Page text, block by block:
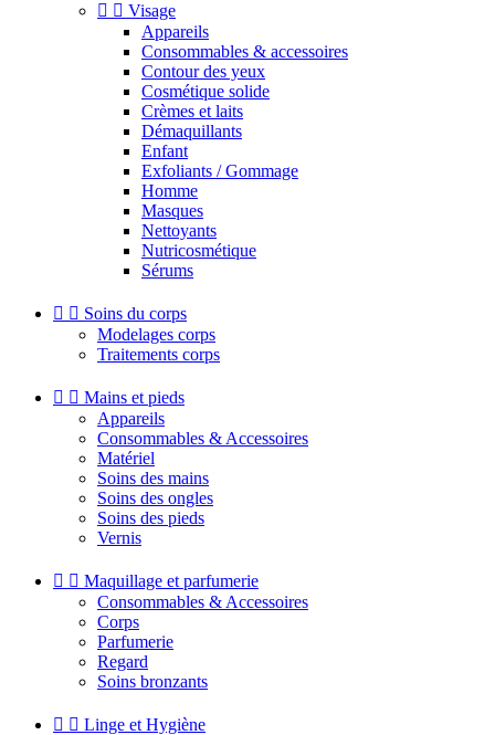
  Visage
Appareils
Consommables & accessoires
Contour des yeux
Cosmétique solide
Crèmes et laits
Démaquillants
Enfant
Exfoliants / Gommage
Homme
Masques
Nettoyants
Nutricosmétique
Sérums
  Soins du corps
Modelages corps
Traitements corps
  Mains et pieds
Appareils
Consommables & Accessoires
Matériel
Soins des mains
Soins des ongles
Soins des pieds
Vernis
  Maquillage et parfumerie
Consommables & Accessoires
Corps
Parfumerie
Regard
Soins bronzants
  Linge et Hygiène